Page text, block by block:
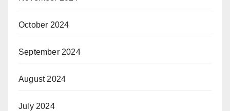
October 2024
September 2024
August 2024
July 2024